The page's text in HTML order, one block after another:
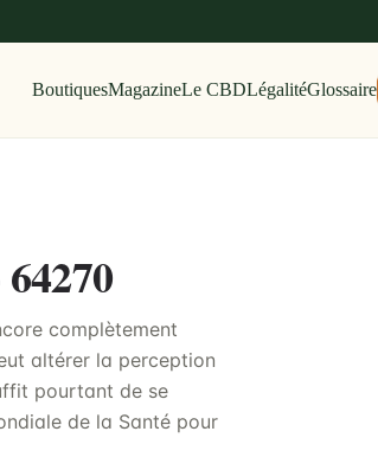
BoutiquesMagazineLe CBDLégalitéGlossaire
complètement
altérer la perception
pourtant de se
de la Santé pour